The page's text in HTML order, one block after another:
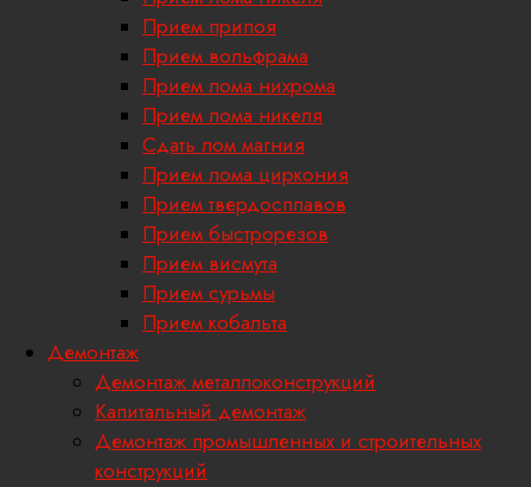
Прием припоя
Прием вольфрама
Прием лома нихрома
Прием лома никеля
Сдать лом магния
Прием лома циркония
Прием твердосплавов
Прием быстрорезов
Прием висмута
Прием сурьмы
Прием кобальта
Демонтаж
Демонтаж металлоконструкций
Капитальный демонтаж
Демонтаж промышленных и строительных
конструкций